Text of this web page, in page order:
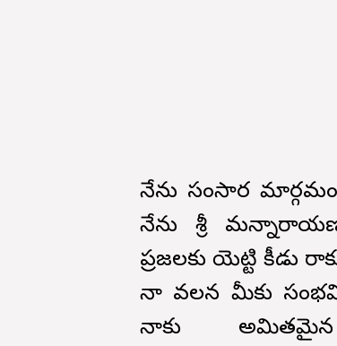
నేను సంసార
నేను శ్రీ
ప్రజలకు యెట్టి కీడు
నా వలన మీకు
నాకు